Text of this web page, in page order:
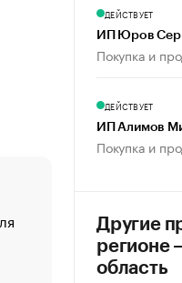
«От спорта тело
создавшей GTA
«Деньги будут не
ДЕЙСТВУЕТ
ИП Юров
Покупка и
ДЕЙСТВУЕТ
ИП Алимов
Покупка и
Другие
регионе
область